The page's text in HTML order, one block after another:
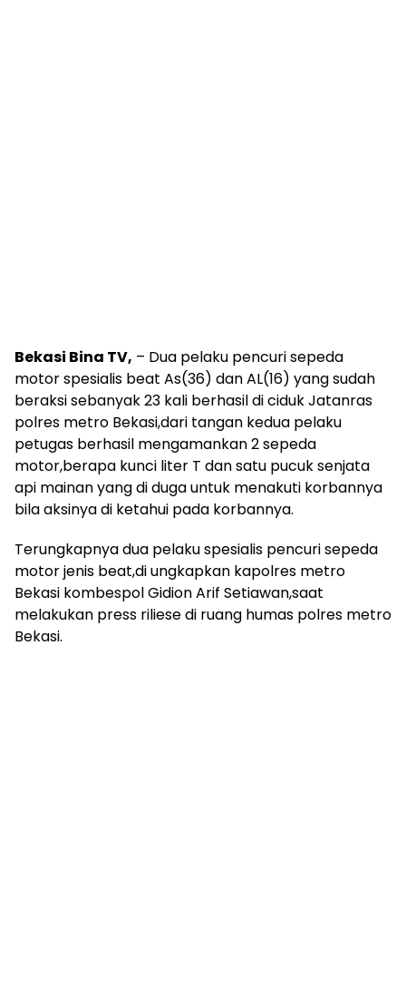
Bekasi Bina TV, – Dua pelaku pencuri sepeda
motor spesialis beat As(36) dan AL(16) yang sudah
beraksi sebanyak 23 kali berhasil di ciduk Jatanras
polres metro Bekasi,dari tangan kedua pelaku
petugas berhasil mengamankan 2 sepeda
motor,berapa kunci liter T dan satu pucuk senjata
api mainan yang di duga untuk menakuti korbannya
bila aksinya di ketahui pada korbannya.
Terungkapnya dua pelaku spesialis pencuri sepeda
motor jenis beat,di ungkapkan kapolres metro
Bekasi kombespol Gidion Arif Setiawan,saat
melakukan press riliese di ruang humas polres metro
Bekasi.